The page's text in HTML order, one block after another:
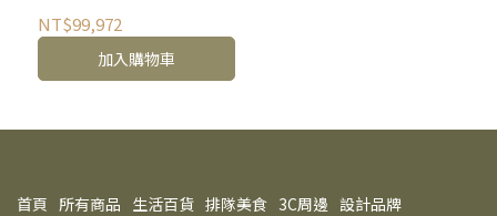
NT$99,972
加入購物車
首頁 所有商品 生活百貨 排隊美食 3C周邊 設計品牌